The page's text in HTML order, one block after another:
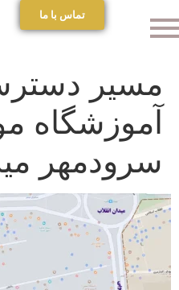
تماس با ما
مسیر
آموزشگاه
سرودمهر